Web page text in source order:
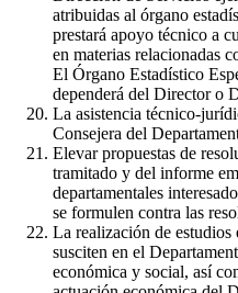
atribuidas al órgano
prestará apoyo técnico a
en materias relacionadas
El Órgano Estadístico
dependerá del Director o
La asistencia técnico-
Consejera del
Elevar propuestas de
tramitado y del informe
departamentales
se formulen contra las
La realización de estudios
susciten en el
económica y social, así